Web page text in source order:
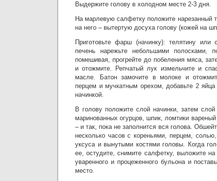
Выдержите голову в холодном месте 2-3 дня.
На марлевую салфетку положите нарезанный
на него – вытертую досуха голову (кожей на
Приготовьте фарш (начинку): телятину или
печень нарежьте небольшими полосками,
помешивая, прогрейте до побеления мяса,
и отожмите. Репчатый лук измельчите и
масле. Батон замочите в молоке и
перцем и мучкатным орехом, добавьте 2
начинкой.
В голову положите слой начинки, затем
маринованных огурцов, шпик, ломтики
– и так, пока не заполнится вся голова.
несколько часов с кореньями, перцем,
уксуса и вынутыми костями головы. Когда
ее, остудите, снимите салфетку, выложите
уваренного и процеженного бульона и
место.